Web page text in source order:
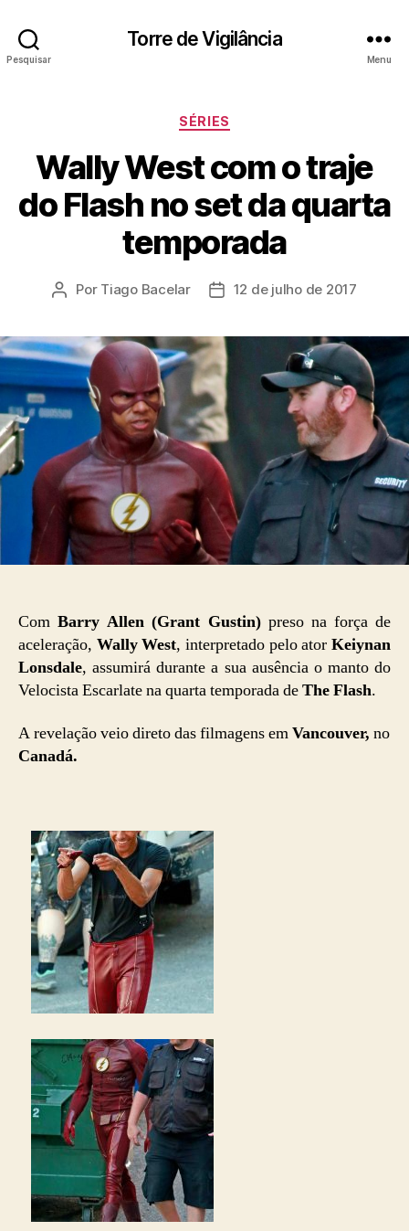
Pesquisar
Torre de Vigilância
Menu
Categorias
SÉRIES
Wally West com o traje
do Flash no set da quarta
temporada
Autor
Por Tiago Bacelar
Data12 de julho de 2017
ComBarry Allen (Grant Gustin)preso na força de
aceleração, Wally West, interpretado pelo atorKeiynan
Lonsdale, assumirá durante a sua ausência o manto do
Velocista Escarlate na quarta temporada deThe Flash.
A revelação veio direto das filmagens emVancouver, no
Canadá.